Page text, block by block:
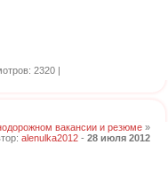
2320 |
вакансии и резюме »
alenulka2012 - 28 июля 2012